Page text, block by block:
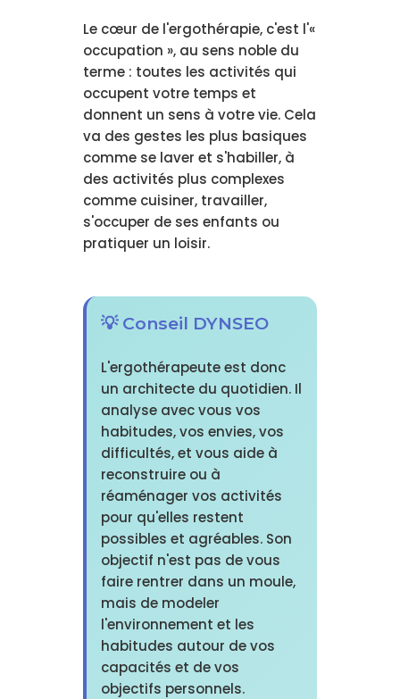
Le cœur de l'ergothérapie, c'est l'«
occupation », au sens noble du
terme : toutes les activités qui
occupent votre temps et
donnent un sens à votre vie. Cela
va des gestes les plus basiques
comme se laver et s'habiller, à
des activités plus complexes
comme cuisiner, travailler,
s'occuper de ses enfants ou
pratiquer un loisir.
💡 Conseil DYNSEO
L'ergothérapeute est donc
un architecte du quotidien. Il
analyse avec vous vos
habitudes, vos envies, vos
difficultés, et vous aide à
reconstruire ou à
réaménager vos activités
pour qu'elles restent
possibles et agréables. Son
objectif n'est pas de vous
faire rentrer dans un moule,
mais de modeler
l'environnement et les
habitudes autour de vos
capacités et de vos
objectifs personnels.